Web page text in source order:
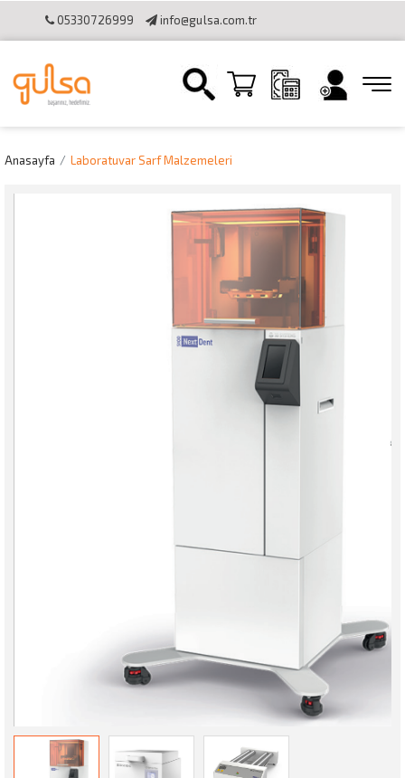
05330726999 info@gulsa.com.tr
Hizmetleri Online Tahsilat Kullanımı
Anasayfa Laboratuvar Sarf Malzemeleri